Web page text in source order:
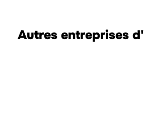
Autres entreprises d'